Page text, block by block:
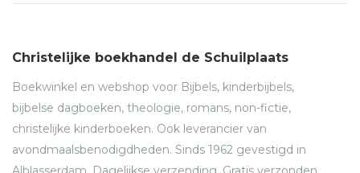
Christelijke boekhandel de Schuilplaats
Boekwinkel en webshop voor Bijbels, kinderbijbels,
bijbelse dagboeken, theologie, romans, non-fictie,
christelijke kinderboeken. Ook leverancier van
avondmaalsbenodigdheden. Sinds 1962 gevestigd in